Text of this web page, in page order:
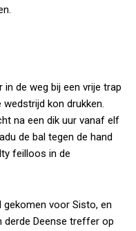
de weg bij een vrije trap
kon drukken.
na een dik uur vanaf elf
de bal tegen de hand
feilloos in de
gekomen voor Sisto, en
derde Deense treffer op